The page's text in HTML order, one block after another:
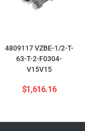
4809117 VZBE-1/2-T-
63-T-2-F0304-
V15V15
$1,616.16